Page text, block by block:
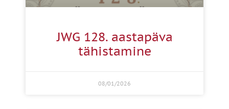
JWG 128. aastapäva
tähistamine
08/01/2026